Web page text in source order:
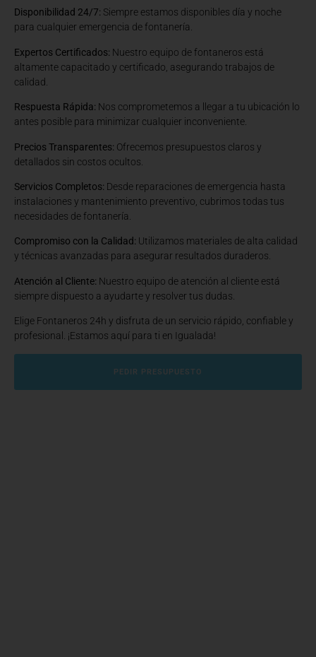
Disponibilidad 24/7: Siempre estamos disponibles día y noche
para cualquier emergencia de fontanería.
Expertos Certificados: Nuestro equipo de fontaneros está
altamente capacitado y certificado, asegurando trabajos de
calidad.
Respuesta Rápida: Nos comprometemos a llegar a tu ubicación lo
antes posible para minimizar cualquier inconveniente.
Precios Transparentes: Ofrecemos presupuestos claros y
detallados sin costos ocultos.
Servicios Completos: Desde reparaciones de emergencia hasta
instalaciones y mantenimiento preventivo, cubrimos todas tus
necesidades de fontanería.
Compromiso con la Calidad: Utilizamos materiales de alta calidad
y técnicas avanzadas para asegurar resultados duraderos.
Atención al Cliente: Nuestro equipo de atención al cliente está
siempre dispuesto a ayudarte y resolver tus dudas.
Elige Fontaneros 24h y disfruta de un servicio rápido, confiable y
profesional. ¡Estamos aquí para ti en Igualada!
PEDIR PRESUPUESTO